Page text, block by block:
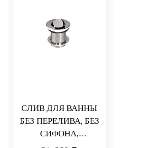
СЛИВ ДЛЯ ВАННЫ
БЕЗ ПЕРЕЛИВА, БЕЗ
СИФОНА,
ПОЛИРОВАННАЯ